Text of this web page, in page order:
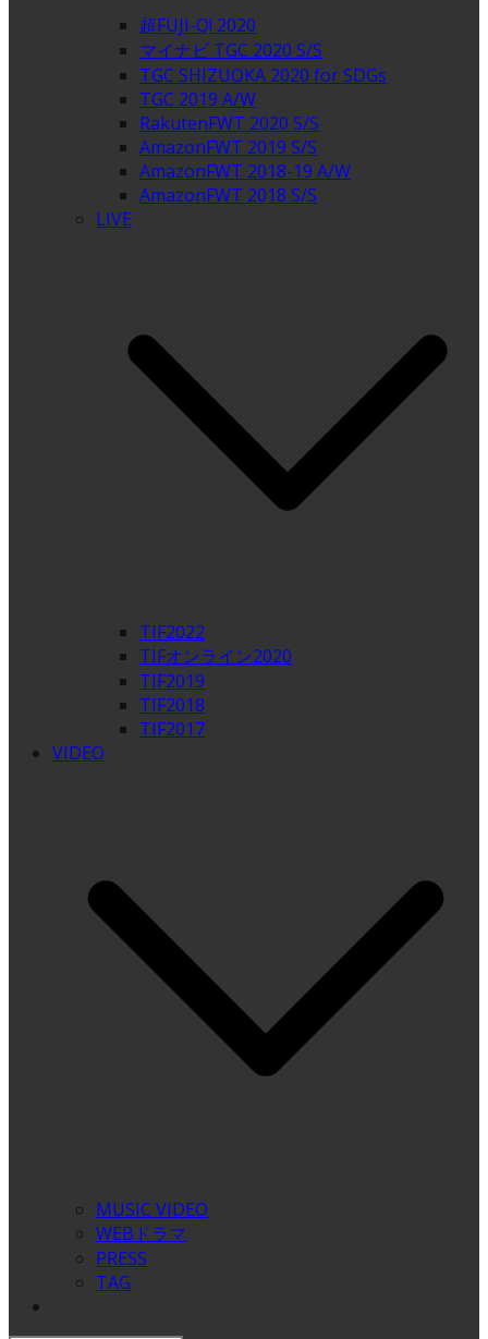
超FUJI-Q! 2020
マイナビ TGC 2020 S/S
TGC SHIZUOKA 2020 for SDGs
TGC 2019 A/W
RakutenFWT 2020 S/S
AmazonFWT 2019 S/S
AmazonFWT 2018-19 A/W
AmazonFWT 2018 S/S
LIVE
TIF2022
TIFオンライン2020
TIF2019
TIF2018
TIF2017
VIDEO
MUSIC VIDEO
WEBドラマ
PRESS
TAG